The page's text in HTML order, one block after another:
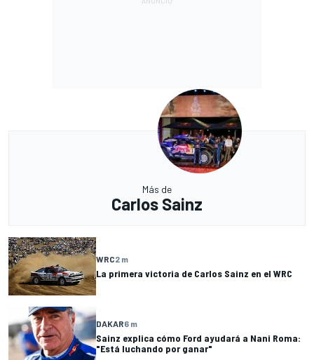
Más de
Carlos Sainz
WRC2 m
La primera victoria de Carlos Sainz en el WRC
DAKAR6 m
Sainz explica cómo Ford ayudará a Nani Roma:
"Está luchando por ganar"